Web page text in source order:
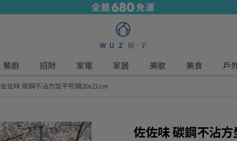
餐廚 招財 家電 家居 美妝 美食 戶
佐佐味 碳鋼不沾方型平煎鍋20x21cm
佐佐味 碳鋼不沾